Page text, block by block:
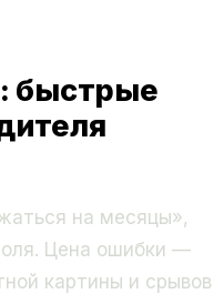
быстрые
на месяцы»,
Цена ошибки —
картины и срывов